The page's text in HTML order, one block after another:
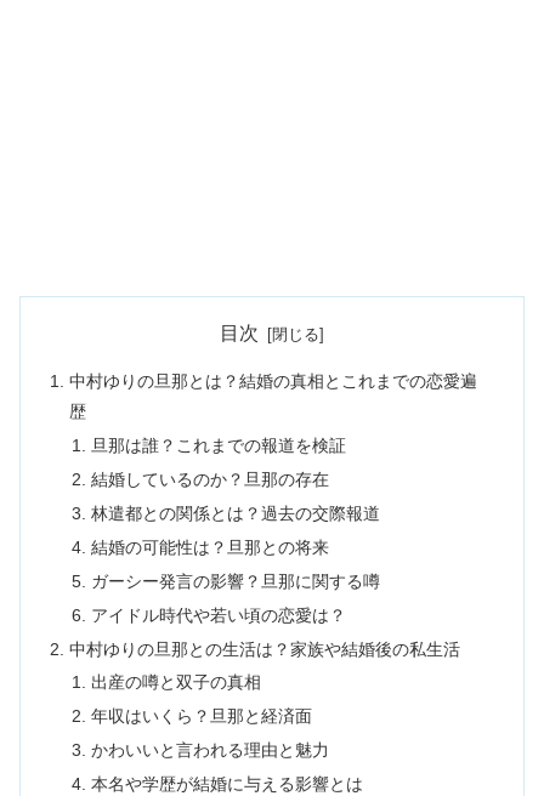
目次
中村ゆりの旦那とは？結婚の真相とこれまでの恋愛遍
歴
旦那は誰？これまでの報道を検証
結婚しているのか？旦那の存在
林遣都との関係とは？過去の交際報道
結婚の可能性は？旦那との将来
ガーシー発言の影響？旦那に関する噂
アイドル時代や若い頃の恋愛は？
中村ゆりの旦那との生活は？家族や結婚後の私生活
出産の噂と双子の真相
年収はいくら？旦那と経済面
かわいいと言われる理由と魅力
本名や学歴が結婚に与える影響とは